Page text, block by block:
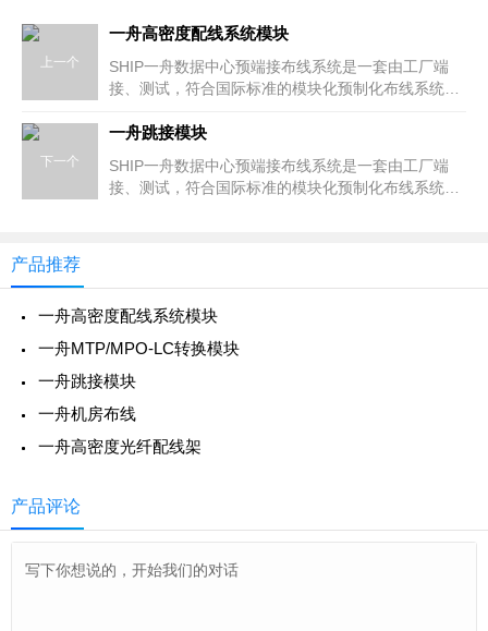
上一个
一舟高密度配线系统模块
SHIP一舟数据中心预端接布线系统是一套由工厂端
接、测试，符合国际标准的模块化预制化布线系统解
与性能，支持即插即用实现快速连接与部署，降低工
可靠，故障点少等优势。
下一个
一舟跳接模块
SHIP一舟数据中心预端接布线系统是一套由工厂端
接、测试，符合国际标准的模块化预制化布线系统解
产品推荐
一舟高密度配线系统模块
一舟MTP/MPO-LC转换模块
一舟跳接模块
一舟机房布线
一舟高密度光纤配线架
产品评论